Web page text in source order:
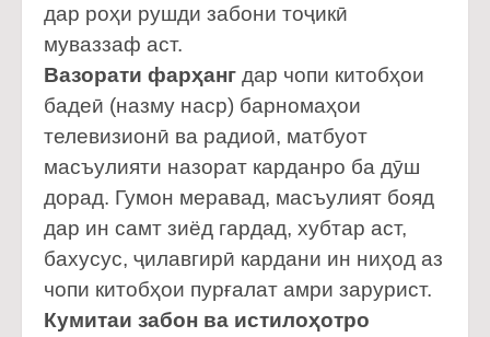
дар роҳи рушди забони тоҷикӣ
муваззаф аст.
Вазорати фарҳанг дар чопи китобҳои
бадеӣ (назму наср) барномаҳои
телевизионӣ ва радиоӣ, матбуот
масъулияти назорат карданро ба дӯш
дорад. Гумон меравад, масъулият бояд
дар ин самт зиёд гардад, хубтар аст,
бахусус, ҷилавгирӣ кардани ин ниҳод аз
чопи китобҳои пурғалат амри зарурист.
Кумитаи забон ва истилоҳотро